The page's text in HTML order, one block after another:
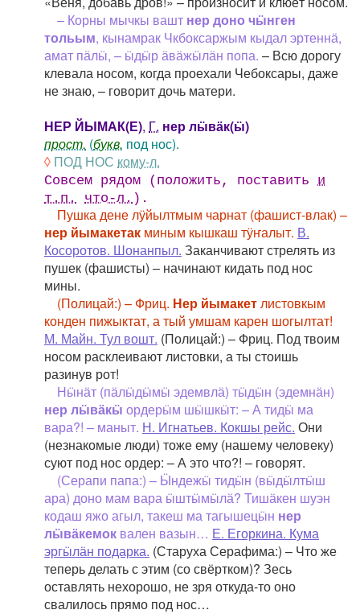
– Корны мычкы вашт нер доно чӹнген
тольым, кынамрак Чкбоксаржым кыдал эртеннӓ,
амат пӓлӹ, – ӹдӹр ӓвӓжӹлӓн попа. – Всю дорогу
клевала носом, когда проехали Чебоксары, даже
не знаю, – говорит дочь матери.
НЕР ЙЫМАК(Е), Г. нер лӹвӓк(ӹ)
прост. (букв. под нос).
◊ ПОД НОС кому-л.
Совсем рядом (положить, поставить и
т.п. что-л.).
Пушка дене лӱйылтмым чарнат (фашист-влак) –
нер йымакетак миным кышкаш тӱҥалыт. В.
Косоротов. Шонанпыл. Заканчивают стрелять из
пушек (фашисты) – начинают кидать под нос
мины.
(Полицай:) – Фриц. Нер йымакетлистовкым
конден пижыктат, а тый умшам карен шогылтат!
М. Майн. Тул вошт. (Полицай:) – Фриц. Под твоим
носом расклеивают листовки, а ты стоишь
разинув рот!
Нӹнӓт (пӓлӹдӹмӹ эдемвлӓ) тӹдӹн (эдемнӓн)
нер лӹвӓкӹ ордерӹм шӹшкӹт: – А тидӹ ма
вара?! – маныт. Н. Игнатьев. Кокшы рейс. Они
(незнакомые люди) тоже ему (нашему человеку)
суют под нос ордер: – А это что?! – говорят.
(Серапи папа:) – Ӹндежӹ тидӹн (вӹдӹлтӹш
ара) доно мам вара ӹштӹмӹлӓ? Тишӓкен шуэн
кодаш яжо агыл, такеш ма тагышецӹн нер
лӹвӓкемок вален вазын… Е. Егоркина. Кума
эргӹлӓн подарка. (Старуха Серафима:) – Что же
теперь делать с этим (со свёртком)? Зесь
оставлять нехорошо, не зря откуда-то оно
свалилось прямо под нос…